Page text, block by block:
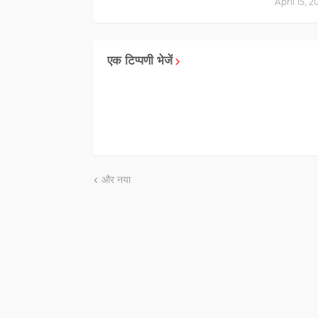
एक टिप्पणी भेजें
और नया